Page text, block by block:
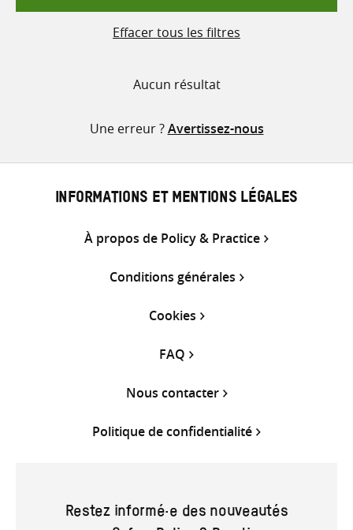
Effacer tous les filtres
Aucun résultat
Une erreur ?Avertissez-nous
INFORMATIONS ET MENTIONS LÉGALES
À propos de Policy & Practice
Conditions générales
Cookies
FAQ
Nous contacter
Politique de confidentialité
Restez informé·e des nouveautés